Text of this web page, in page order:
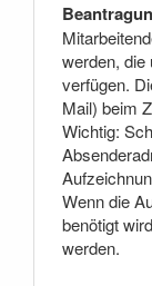
werden, die
verfügen.
Mail) beim
Wichtig:
Wenn die
benötigt
werden.